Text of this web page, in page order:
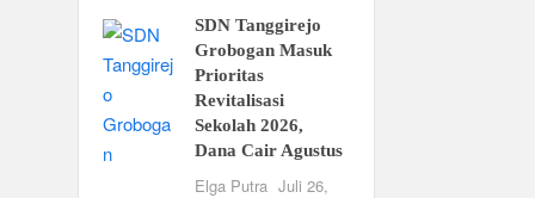
SDN Tanggirejo
Grobogan Masuk
Prioritas
Revitalisasi
Sekolah 2026,
Dana Cair Agustus
Elga Putra Juli 26,